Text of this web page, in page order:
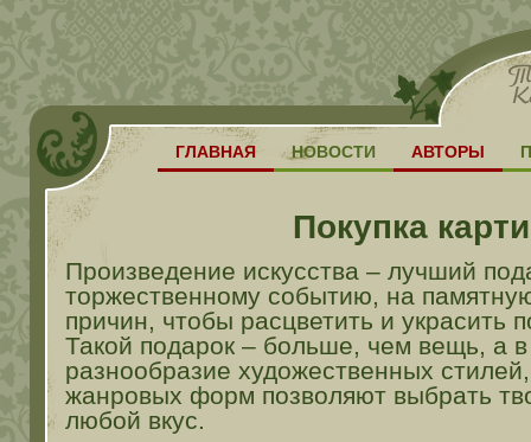
ГЛАВНАЯ НОВОСТИ АВТОРЫ
Покупка
Произведение искусства – лучший
торжественному событию, на
причин, чтобы расцветить и украсить
Такой подарок – больше, чем вещь, а
разнообразие художественных
жанровых форм позволяют выбрать
любой вкус.